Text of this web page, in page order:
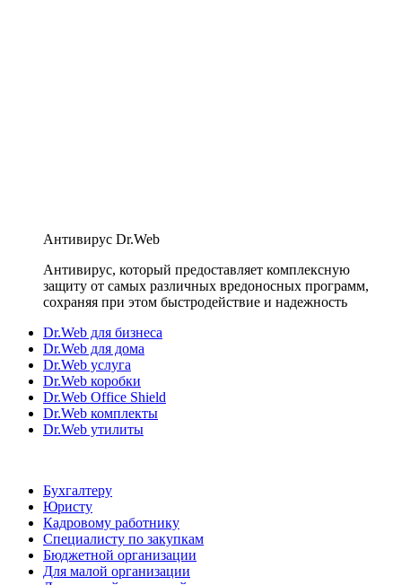
Антивирус Dr.Web
Антивирус, который предоставляет комплексную
защиту от самых различных вредоносных программ,
сохраняя при этом быстродействие и надежность
Dr.Web для бизнеса
Dr.Web для дома
Dr.Web услуга
Dr.Web коробки
Dr.Web Office Shield
Dr.Web комплекты
Dr.Web утилиты
Бухгалтеру
Юристу
Кадровому работнику
Специалисту по закупкам
Бюджетной организации
Для малой организации